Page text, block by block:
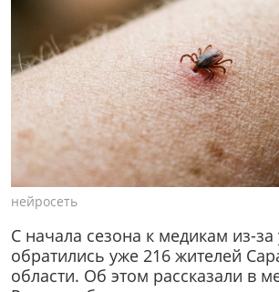
нейросеть
С начала сезона к медикам из-
обратились уже 216 жителей
области. Об этом рассказали в